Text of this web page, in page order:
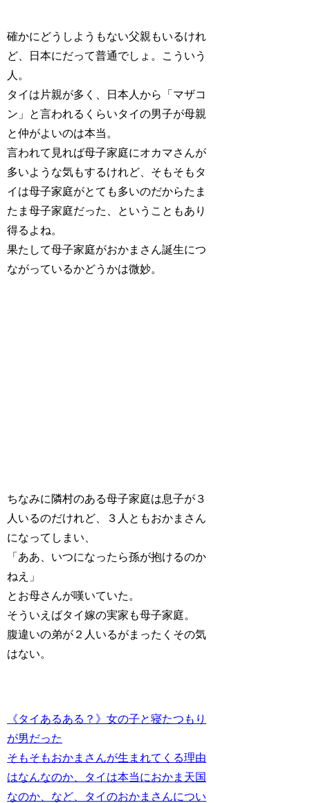
確かにどうしようもない父親もいるけれ
ど、日本にだって普通でしょ。こういう
人。
タイは片親が多く、日本人から「マザコ
ン」と言われるくらいタイの男子が母親
と仲がよいのは本当。
言われて見れば母子家庭にオカマさんが
多いような気もするけれど、そもそもタ
イは母子家庭がとても多いのだからたま
たま母子家庭だった、ということもあり
得るよね。
果たして母子家庭がおかまさん誕生につ
ながっているかどうかは微妙。
ちなみに隣村のある母子家庭は息子が３
人いるのだけれど、３人ともおかまさん
になってしまい、
「ああ、いつになったら孫が抱けるのか
ねえ」
とお母さんが嘆いていた。
そういえばタイ嫁の実家も母子家庭。
腹違いの弟が２人いるがまったくその気
はない。
《タイあるある？》女の子と寝たつもり
が男だった
そもそもおかまさんが生まれてくる理由
はなんなのか、タイは本当におかま天国
なのか、など、タイのおかまさんについ